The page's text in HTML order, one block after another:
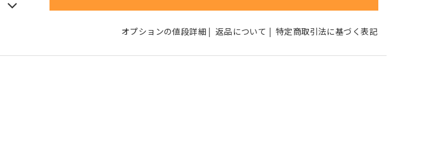
オプションの値段詳細 | 返品について | 特定商取引法に基づく表記